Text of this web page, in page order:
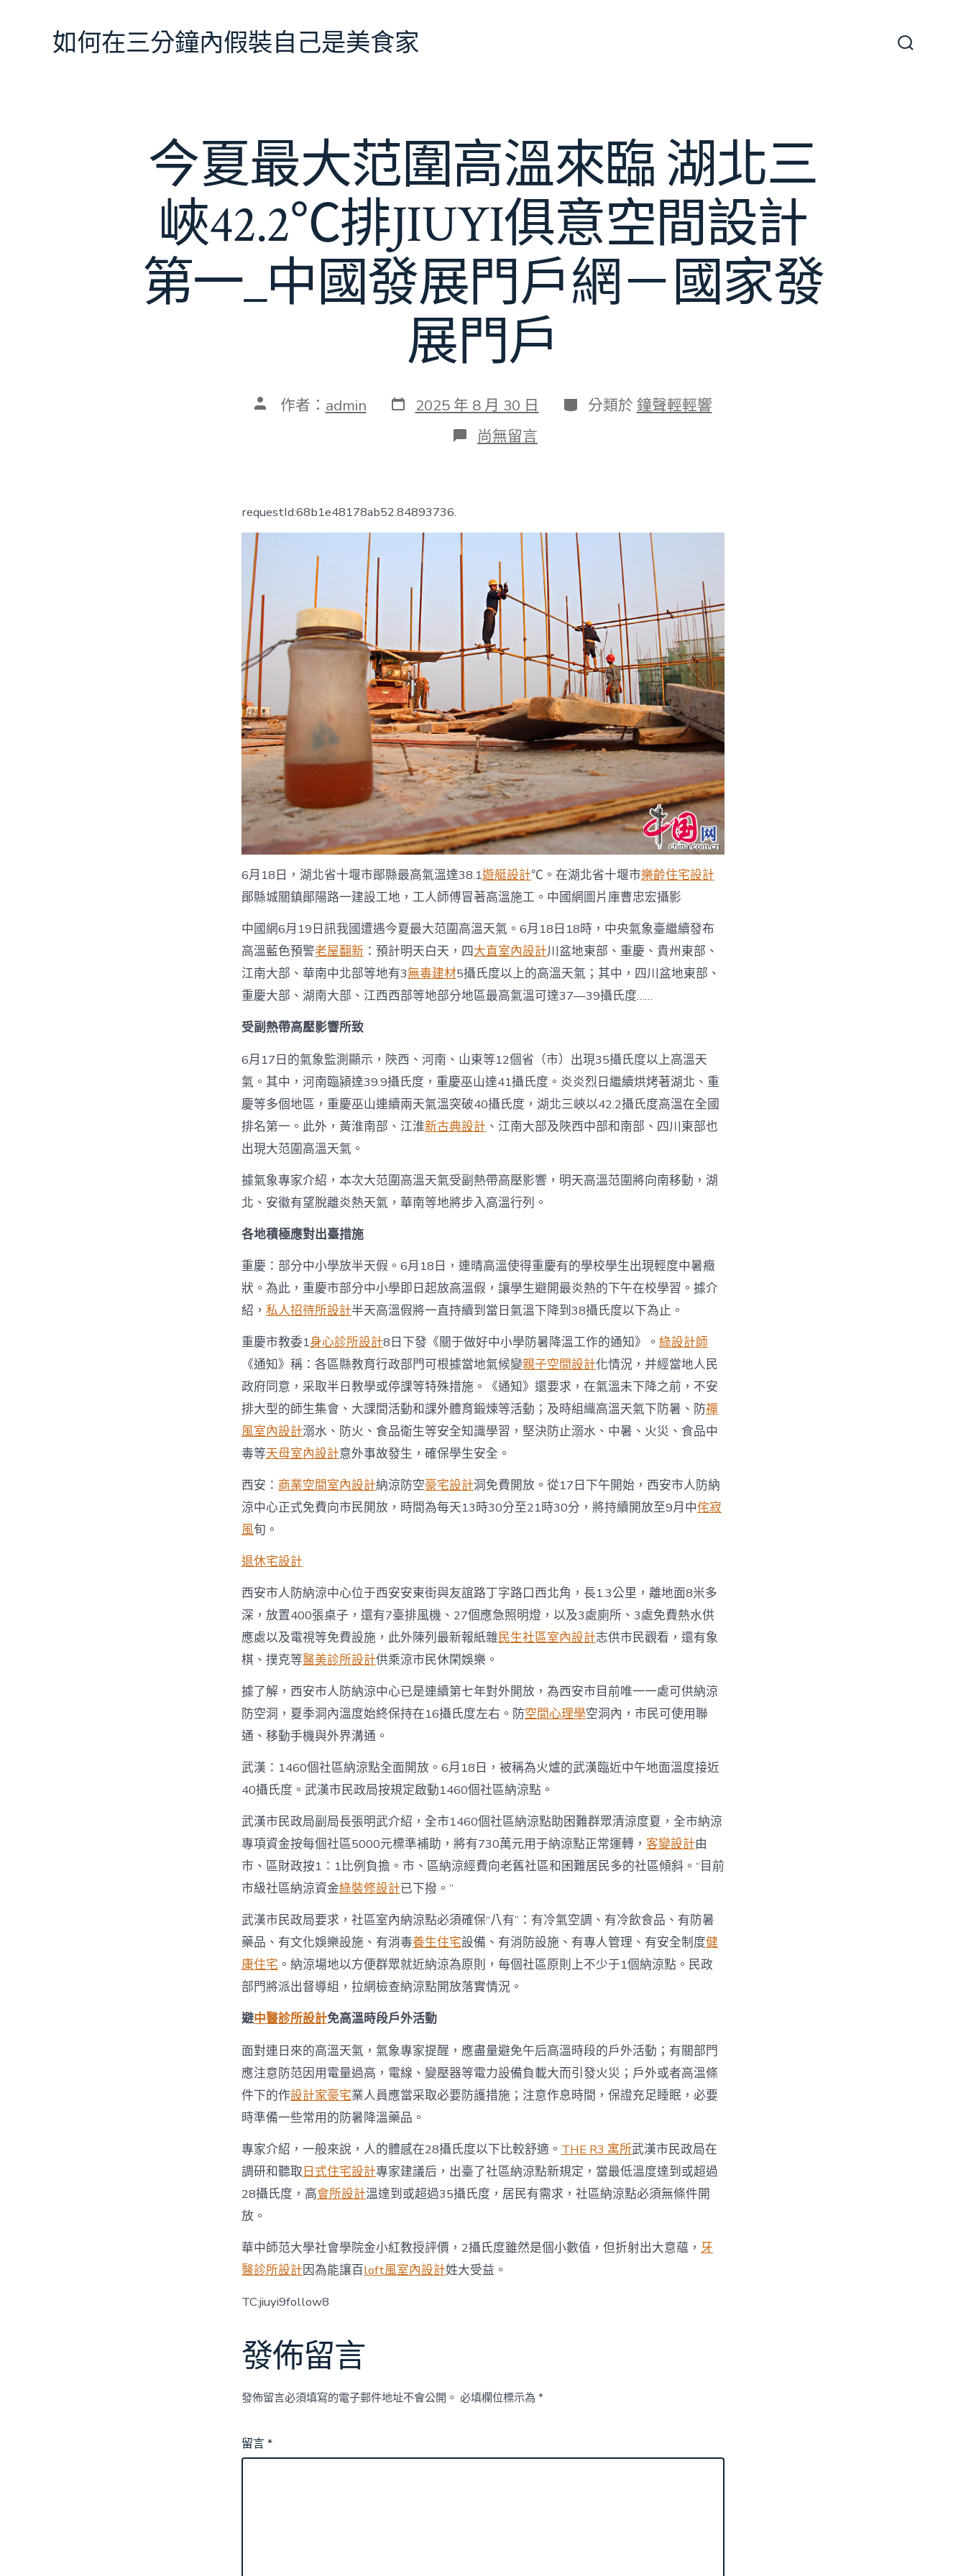
如何在三分鐘內假裝自己是美食家
今夏最大范圍高溫來臨 湖北三
峽42.2℃排JIUYI俱意空間設計
第一_中國發展門戶網－國家發
展門戶
文 作者： admin 發
表
2025 年 8 月 30 日 分
類
分類於 鐘聲輕輕響
在
〈今
高
臨
湖
北
三
峽
42.2℃
排
JIUYI
意
空
間
設
計
第
一
_
中
國
發
展
門
戶
網
－
國
家
發
展
門
尚無留言
requestId:68b1e48178ab52.84893736.
6月18日，湖北省十堰市鄖縣最高氣溫達38.1遊艇設計℃。在湖北省十堰市樂齡住宅設計
鄖縣城關鎮鄖陽路一建設工地，工人師傅冒著高溫施工。中國網圖片庫曹忠宏攝影
中國網6月19日訊我國遭遇今夏最大范圍高溫天氣。6月18日18時，中央氣象臺繼續發布
高溫藍色預警老屋翻新 ：預計明天白天，四大直室內設計川盆地東部、重慶、貴州東部、
江南大部、華南中北部等地有3無毒建材5攝氏度以上的高溫天氣；其中，四川盆地東部、
重慶大部、湖南大部、江西西部等地部分地區最高氣溫可達37—39攝氏度……
受副熱帶高壓影響所致
6月17日的氣象監測顯示，陜西、河南、山東等12個省（市）出現35攝氏度以上高溫天
氣。其中，河南臨潁達39.9攝氏度，重慶巫山達41攝氏度。炎炎烈日繼續烘烤著湖北、重
慶等多個地區，重慶巫山連續兩天氣溫突破40攝氏度，湖北三峽以42.2攝氏度高溫在全國
排名第一。此外，黃淮南部、江淮新古典設計 、江南大部及陜西中部和南部、四川東部也
出現大范圍高溫天氣。
據氣象專家介紹，本次大范圍高溫天氣受副熱帶高壓影響，明天高溫范圍將向南移動，湖
北、安徽有望脫離炎熱天氣，華南等地將步入高溫行列。
各地積極應對出臺措施
重慶：部分中小學放半天假。6月18日，連晴高溫使得重慶有的學校學生出現輕度中暑癥
狀。為此，重慶市部分中小學即日起放高溫假，讓學生避開最炎熱的下午在校學習。據介
紹， 私人招待所設計半天高溫假將一直持續到當日氣溫下降到38攝氏度以下為止。
重慶市教委1身心診所設計8日下發《關于做好中小學防暑降溫工作的通知》。 綠設計師
《通知》稱：各區縣教育行政部門可根據當地氣候變親子空間設計化情況，并經當地人民
政府同意，采取半日教學或停課等特殊措施。《通知》還要求，在氣溫未下降之前，不安
排大型的師生集會、大課間活動和課外體育鍛煉等活動；及時組織高溫天氣下防暑、防禪
風室內設計溺水、防火、食品衛生等安全知識學習，堅決防止溺水、中暑、火災、食品中
毒等天母室內設計意外事故發生，確保學生安全。
西安： 商業空間室內設計納涼防空豪宅設計洞免費開放。從17日下午開始，西安市人防納
涼中心正式免費向市民開放，時間為每天13時30分至21時30分，將持續開放至9月中侘寂
風旬。
退休宅設計
西安市人防納涼中心位于西安安東街與友誼路丁字路口西北角，長1.3公里，離地面8米多
深，放置400張桌子，還有7臺排風機、27個應急照明燈，以及3處廁所、3處免費熱水供
應處以及電視等免費設施，此外陳列最新報紙雜民生社區室內設計志供市民觀看，還有象
棋、撲克等醫美診所設計供乘涼市民休閑娛樂。
據了解，西安市人防納涼中心已是連續第七年對外開放，為西安市目前唯一一處可供納涼
防空洞，夏季洞內溫度始終保持在16攝氏度左右。防空間心理學空洞內，市民可使用聯
通、移動手機與外界溝通。
武漢：1460個社區納涼點全面開放。6月18日，被稱為火爐的武漢臨近中午地面溫度接近
40攝氏度。武漢市民政局按規定啟動1460個社區納涼點。
武漢市民政局副局長張明武介紹，全市1460個社區納涼點助困難群眾清涼度夏，全市納涼
專項資金按每個社區5000元標準補助，將有730萬元用于納涼點正常運轉， 客變設計由
市、區財政按1∶1比例負擔。市、區納涼經費向老舊社區和困難居民多的社區傾斜。“目前
市級社區納涼資金綠裝修設計已下撥。”
武漢市民政局要求，社區室內納涼點必須確保“八有”：有冷氣空調、有冷飲食品、有防暑
藥品、有文化娛樂設施、有消毒養生住宅設備、有消防設施、有專人管理、有安全制度健
康住宅 。納涼場地以方便群眾就近納涼為原則，每個社區原則上不少于1個納涼點。民政
部門將派出督導組，拉網檢查納涼點開放落實情況。
避中醫診所設計免高溫時段戶外活動
面對連日來的高溫天氣，氣象專家提醒，應盡量避免午后高溫時段的戶外活動；有關部門
應注意防范因用電量過高，電線、變壓器等電力設備負載大而引發火災；戶外或者高溫條
件下的作設計家豪宅業人員應當采取必要防護措施；注意作息時間，保證充足睡眠，必要
時準備一些常用的防暑降溫藥品。
專家介紹，一般來說，人的體感在28攝氏度以下比較舒適。 THE R3 寓所武漢市民政局在
調研和聽取日式住宅設計專家建議后，出臺了社區納涼點新規定，當最低溫度達到或超過
28攝氏度，高會所設計溫達到或超過35攝氏度，居民有需求，社區納涼點必須無條件開
放。
華中師范大學社會學院金小紅教授評價，2攝氏度雖然是個小數值，但折射出大意蘊， 牙
醫診所設計因為能讓百loft風室內設計姓大受益。
TC:jiuyi9follow8
發佈留言
發佈留言必須填寫的電子郵件地址不會公開。 必填欄位標示為 *
留言*